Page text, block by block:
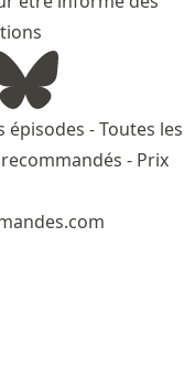
épisodes -Toutes les
- Prix